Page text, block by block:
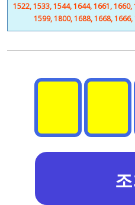
1522, 1533, 1544, 1644, 1661,
1599, 1800, 1688, 1668,